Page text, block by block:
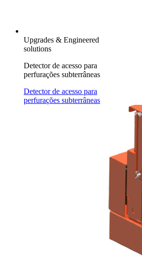
Upgrades & Engineered
solutions
Detector de acesso para
perfurações subterrâneas
Detector de acesso para
perfurações subterrâneas